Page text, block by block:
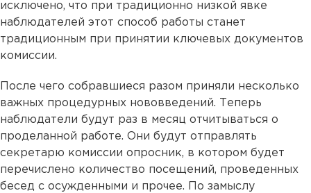
исключено, что при традиционно низкой явке
наблюдателей этот способ работы станет
традиционным при принятии ключевых документов
комиссии.
После чего собравшиеся разом приняли несколько
важных процедурных нововведений. Теперь
наблюдатели будут раз в месяц отчитываться о
проделанной работе. Они будут отправлять
секретарю комиссии опросник, в котором будет
перечислено количество посещений, проведенных
бесед с осужденными и прочее. По замыслу